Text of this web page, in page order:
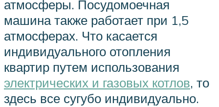
атмосферы. Посудомоечная
машина также работает при 1,5
атмосферах. Что касается
индивидуального отопления
квартир путем использования
электрических и газовых котлов, то
здесь все сугубо индивидуально.